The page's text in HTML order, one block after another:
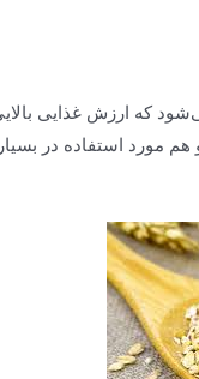
هم مورد استفاده در